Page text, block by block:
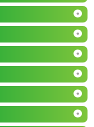
+
+
+
+
+
+